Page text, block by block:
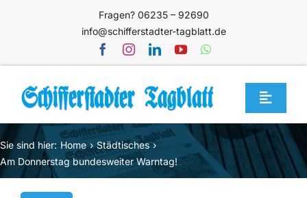
Fragen? 06235 – 92690
info@schifferstadter-tagblatt.de
Toggle
Home
Themen
Blog
Sie sind hier: Home
Städtisches
Am Donnerstag bundesweiter Warntag!